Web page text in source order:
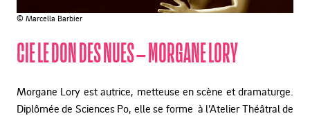
© Marcella Barbier
CIE LE DON DES NUES – MORGANE LORY
Morgane Lory est autrice, metteuse en scène et dramaturge.
Diplômée de Sciences Po, elle se forme à l’Atelier Théâtral de